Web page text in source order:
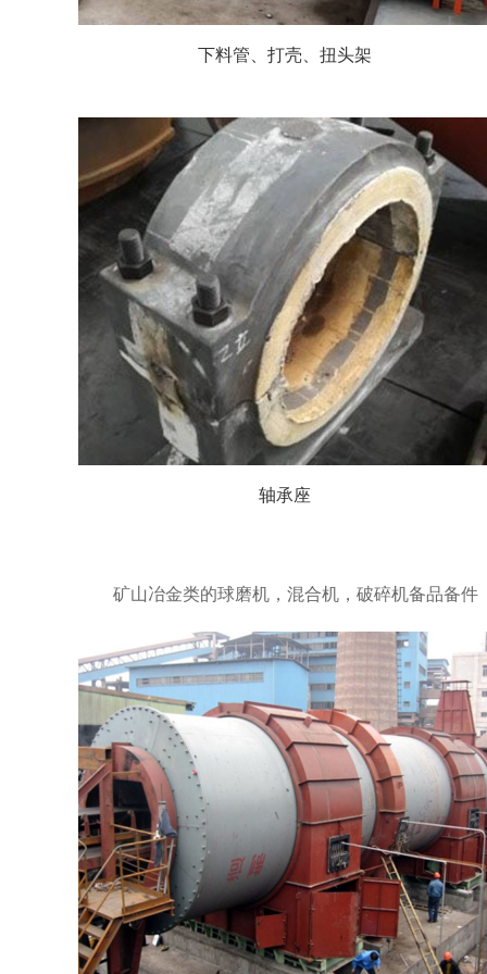
下料管、打壳、扭头架
轴承座
矿山冶金类的球磨机，混合机，破碎机备品备件